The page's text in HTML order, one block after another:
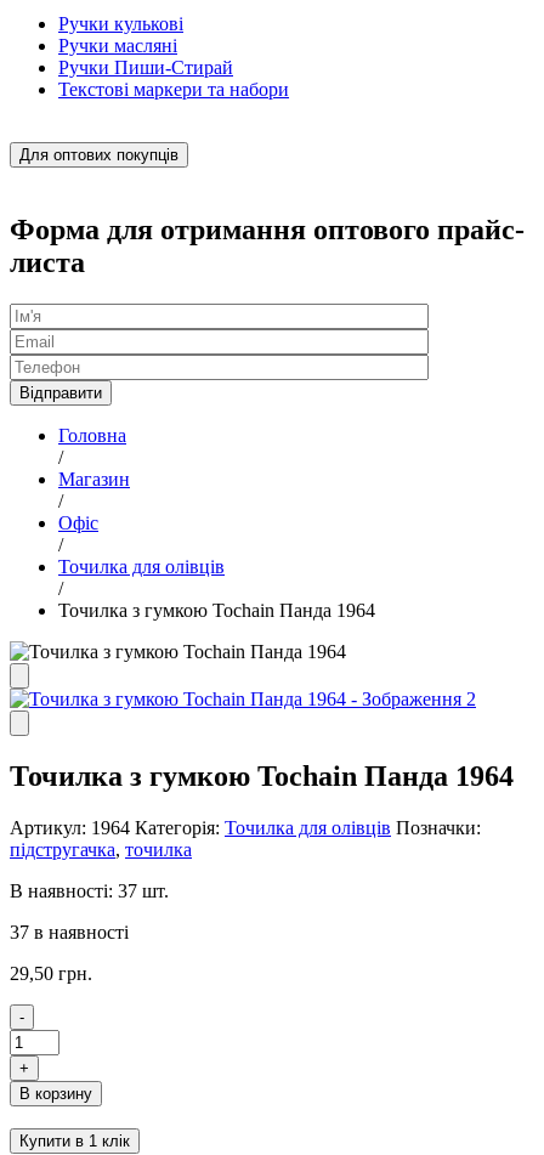
Ручки кулькові
Ручки масляні
Ручки Пиши-Стирай
Текстові маркери та набори
Для оптових покупців
Форма для отримання оптового прайс-
листа
Головна
/
Магазин
/
Офіс
/
Точилка для олівців
/
Точилка з гумкою Tochain Панда 1964
Точилка з гумкою Tochain Панда 1964
Артикул: 1964 Категорія: Точилка для олівців Позначки:
підстругачка, точилка
В наявності: 37 шт.
37 в наявності
29,50 грн.
-
Точилка
з
гумкою
Tochain
Панда
1964
+
В корзину
Купити в 1 клік